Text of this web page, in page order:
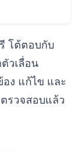
โต้ตอบกับ
วเลื่อน
ง แก้ไข และ
รวจสอบแล้ว